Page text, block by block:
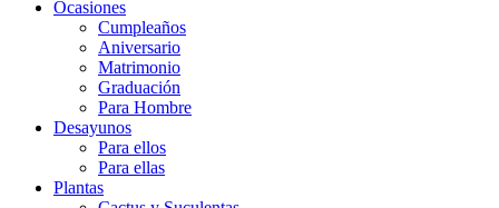
Ocasiones
Cumpleaños
Aniversario
Matrimonio
Graduación
Para Hombre
Desayunos
Para ellos
Para ellas
Plantas